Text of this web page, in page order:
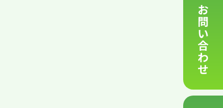
お
問
い
合
わ
せ